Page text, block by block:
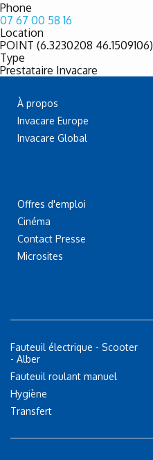
Phone
07 67 00 58 16
Location
POINT (6.3230208 46.1509106)
Type
Prestataire Invacare
À propos
Invacare Europe
Invacare Global
Offres d'emploi
Cinéma
Contact Presse
Microsites
Fauteuil électrique - Scooter
- Alber
Fauteuil roulant manuel
Hygiène
Transfert